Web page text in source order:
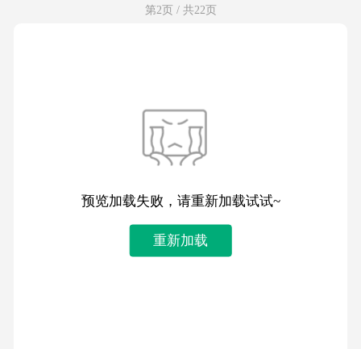
第2页 / 共22页
预览加载失败，请重新加载试试~
重新加载